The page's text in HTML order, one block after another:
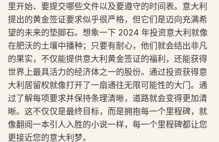
里开始、要提交哪些文件以及要遵守的时间表。意大利
提出的黄金签证要求似乎很严格，但它们是迈向充满希
望的未来的垫脚石。想象一下 2024 年投资意大利就像
在肥沃的土壤中播种；只要有耐心，他们就会结出非凡
的果实，不仅能提供意大利黄金签证的福利，还能获得
世界上最具活力的经济体之一的股份。通过投资获得意
大利居留权就像打开了一扇通往无限可能性的大门。通
过了解每项要求并保持条理清晰，道路就会变得更加清
晰。这不仅仅是最终目标，而是拥抱每一个里程碑，就
像翻阅一本引人入胜的小说一样，每一个里程碑都让您
更接近您的意大利梦。